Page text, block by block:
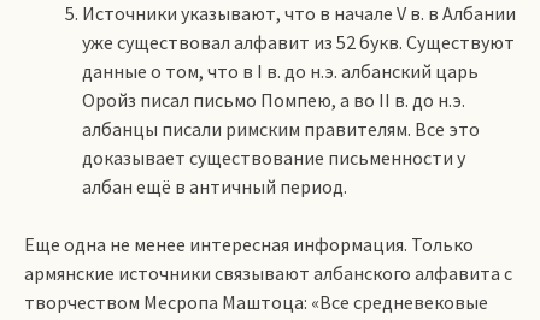
Источники указывают, что в начале V в. в Албании
уже существовал алфавит из 52 букв. Существуют
данные о том, что в I в. до н.э. албанский царь
Оройз писал письмо Помпею, а во II в. до н.э.
албанцы писали римским правителям. Все это
доказывает существование письменности у
албан ещё в античный период.
Еще одна не менее интересная информация. Только
армянские источники связывают албанского алфавита с
творчеством Месропа Маштоца: «Все средневековые